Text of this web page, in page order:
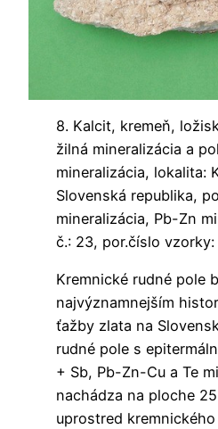
8. Kalcit, kremeň,
žilná mineralizácia a
mineralizácia, lokalita:
Slovenská republika,
mineralizácia, Pb-Zn
č.: 23, por.číslo vzorky:
Kremnické rudné pole
najvýznamnejším
ťažby zlata na
rudné pole s
+ Sb, Pb-Zn-Cu a Te
nachádza na ploche
uprostred